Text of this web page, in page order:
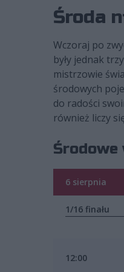
Środa
Wczoraj po
były jednak
mistrzowie
środowych
do radości
również liczy
Środowe
6 sierpnia
1/16 finału
12:00